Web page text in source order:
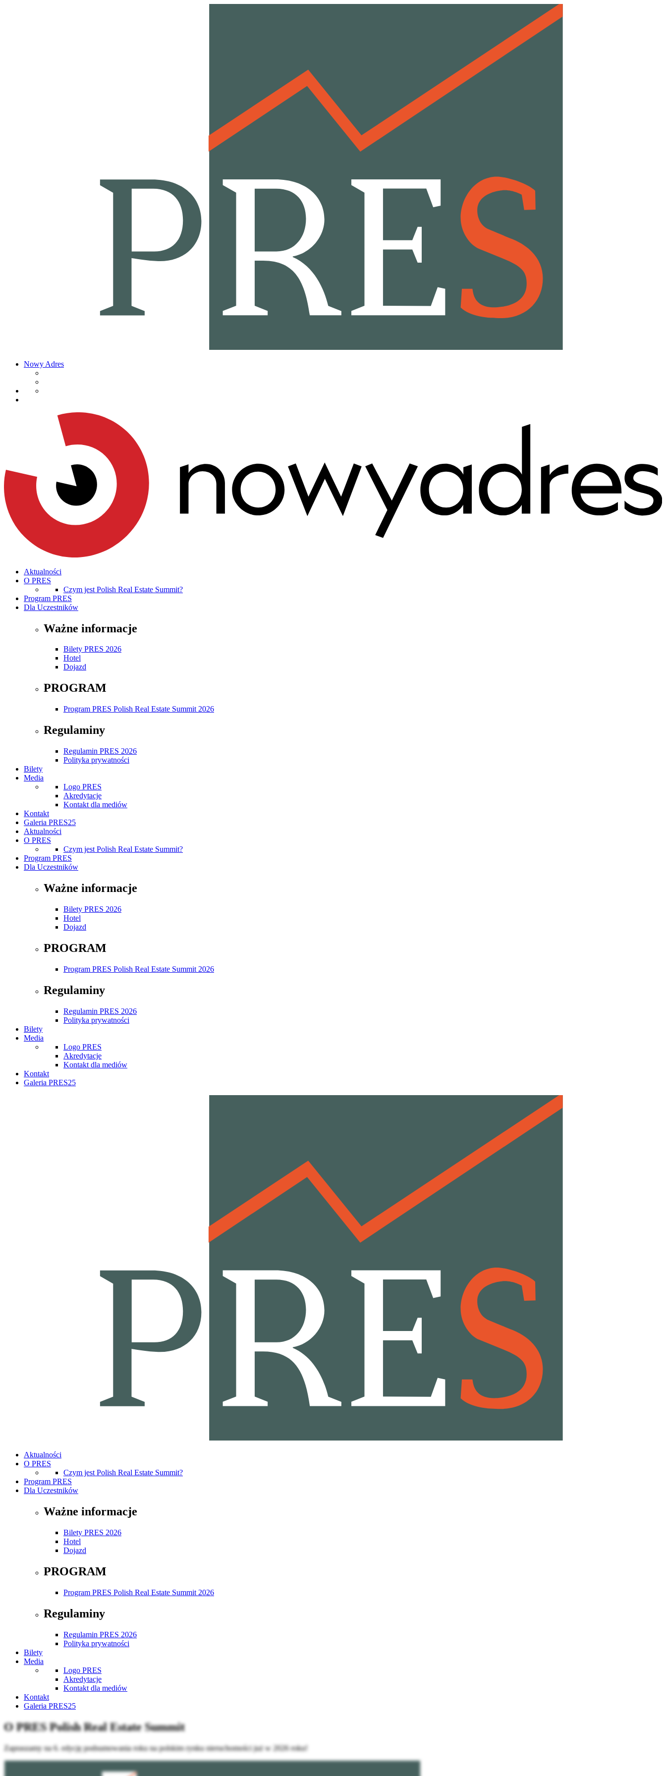
Nowy Adres
Aktualności
O PRES
Czym jest Polish Real Estate Summit?
Program PRES
Dla Uczestników
Ważne informacje
Bilety PRES 2026
Hotel
Dojazd
PROGRAM
Program PRES Polish Real Estate Summit 2026
Regulaminy
Regulamin PRES 2026
Polityka prywatności
Bilety
Media
Logo PRES
Akredytacje
Kontakt dla mediów
Kontakt
Galeria PRES25
Aktualności
O PRES
Czym jest Polish Real Estate Summit?
Program PRES
Dla Uczestników
Ważne informacje
Bilety PRES 2026
Hotel
Dojazd
PROGRAM
Program PRES Polish Real Estate Summit 2026
Regulaminy
Regulamin PRES 2026
Polityka prywatności
Bilety
Media
Logo PRES
Akredytacje
Kontakt dla mediów
Kontakt
Galeria PRES25
Aktualności
O PRES
Czym jest Polish Real Estate Summit?
Program PRES
Dla Uczestników
Ważne informacje
Bilety PRES 2026
Hotel
Dojazd
PROGRAM
Program PRES Polish Real Estate Summit 2026
Regulaminy
Regulamin PRES 2026
Polityka prywatności
Bilety
Media
Logo PRES
Akredytacje
Kontakt dla mediów
Kontakt
Galeria PRES25
O PRES Polish Real Estate Summit
Zapraszamy na 6. edycję podsumowania roku na polskim rynku nieruchomości już w 2026 roku!